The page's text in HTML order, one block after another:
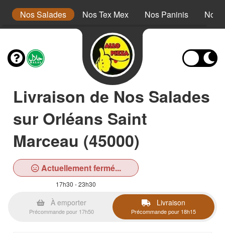
Nos Salades Nos Tex Mex Nos Paninis Nos
Livraison de Nos Salades
sur Orléans Saint
Marceau (45000)
Actuellement fermé...
17h30 - 23h30
À emporter
Précommande pour 17h50
Livraison
Précommande pour 18h15